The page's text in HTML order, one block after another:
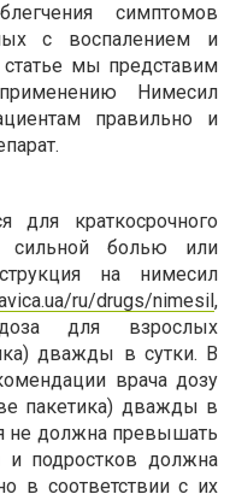
симптомов
с воспалением и
мы представим
Нимесил
правильно и
для краткосрочного
сильной болью или
на нимесил
ru/drugs/nimesil,
для взрослых
дважды в сутки. В
врача дозу
пакетика) дважды в
не должна превышать
подростков должна
в соответствии с их